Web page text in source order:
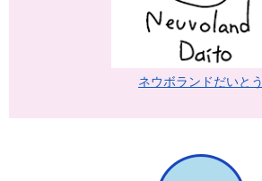
ネウボランドだいとう